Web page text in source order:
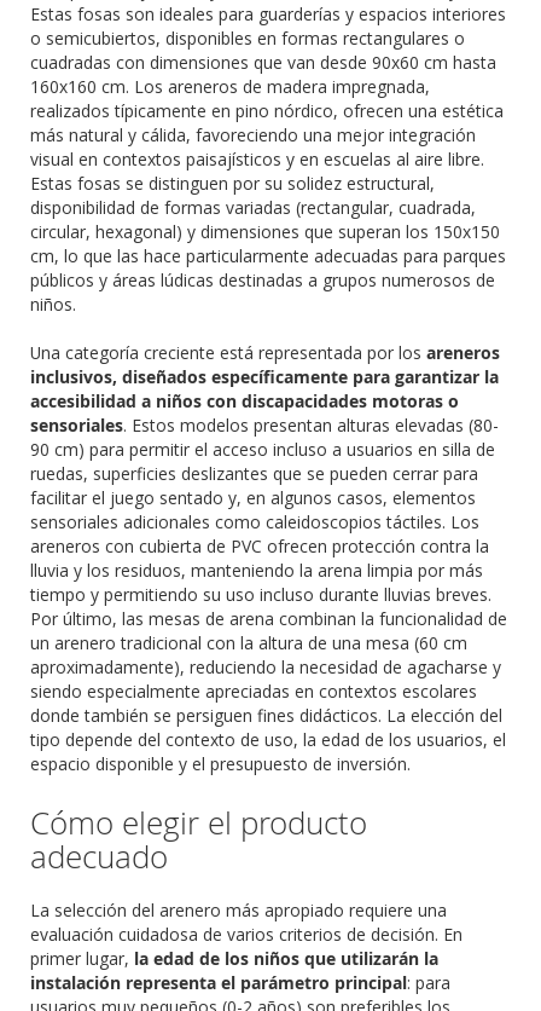
Estas fosas son ideales para guarderías y espacios interiores
o semicubiertos, disponibles en formas rectangulares o
cuadradas con dimensiones que van desde 90x60 cm hasta
160x160 cm. Los areneros de madera impregnada,
realizados típicamente en pino nórdico, ofrecen una estética
más natural y cálida, favoreciendo una mejor integración
visual en contextos paisajísticos y en escuelas al aire libre.
Estas fosas se distinguen por su solidez estructural,
disponibilidad de formas variadas (rectangular, cuadrada,
circular, hexagonal) y dimensiones que superan los 150x150
cm, lo que las hace particularmente adecuadas para parques
públicos y áreas lúdicas destinadas a grupos numerosos de
niños.
Una categoría creciente está representada por los areneros
inclusivos, diseñados específicamente para garantizar la
accesibilidad a niños con discapacidades motoras o
sensoriales. Estos modelos presentan alturas elevadas (80-
90 cm) para permitir el acceso incluso a usuarios en silla de
ruedas, superficies deslizantes que se pueden cerrar para
facilitar el juego sentado y, en algunos casos, elementos
sensoriales adicionales como caleidoscopios táctiles. Los
areneros con cubierta de PVC ofrecen protección contra la
lluvia y los residuos, manteniendo la arena limpia por más
tiempo y permitiendo su uso incluso durante lluvias breves.
Por último, las mesas de arena combinan la funcionalidad de
un arenero tradicional con la altura de una mesa (60 cm
aproximadamente), reduciendo la necesidad de agacharse y
siendo especialmente apreciadas en contextos escolares
donde también se persiguen fines didácticos. La elección del
tipo depende del contexto de uso, la edad de los usuarios, el
espacio disponible y el presupuesto de inversión.
Cómo elegir el producto
adecuado
La selección del arenero más apropiado requiere una
evaluación cuidadosa de varios criterios de decisión. En
primer lugar, la edad de los niños que utilizarán la
instalación representa el parámetro principal: para